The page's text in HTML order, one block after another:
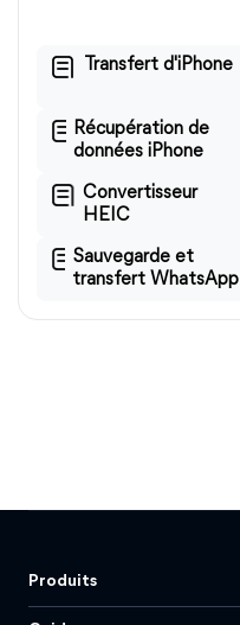
Transfert d'iPhone
Récupération de
données iPhone
Convertisseur
HEIC
Sauvegarde et
transfert WhatsApp
Produits